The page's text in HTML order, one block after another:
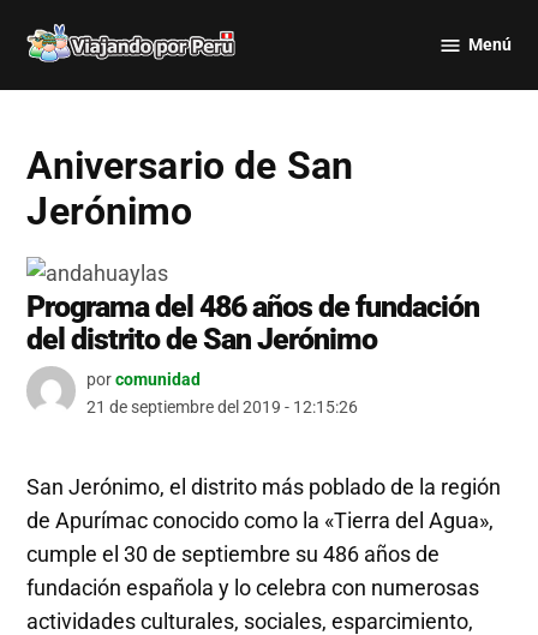
por Perú
Menú
Aniversario de San
Jerónimo
Programa del 486 años de fundación
del distrito de San Jerónimo
porcomunidad
21 de septiembre del 2019 - 12:15:26
San Jerónimo, el distrito más poblado de la región
de Apurímac conocido como la «Tierra del Agua»,
cumple el 30 de septiembre su 486 años de
fundación española y lo celebra con numerosas
actividades culturales, sociales, esparcimiento,